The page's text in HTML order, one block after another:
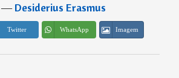
―Desiderius Erasmus
Twitter WhatsApp Imagem